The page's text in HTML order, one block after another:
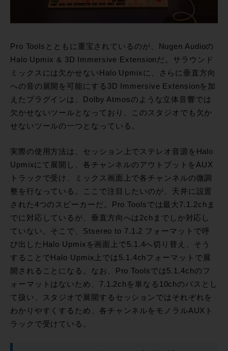
Pro Toolsとともに重宝されているのが、Nugen Audioの
Halo Upmix & 3D Immersive Extensionだ。サラウンド
ミックスには欠かせないHalo Upmixに、さらに垂直方向
への音の展開を可能にする3D Immersive Extensionを加
えたプラグインは、Dolby Atmosのような立体音響では
欠かせないツールとなっており、このスタジオでも欠か
せないツールの一つとなっている。
実際の使用方法は、セッション上でステレオ音源をHalo
Upmixにて展開し、各チャンネルのアウトプットをAUX
トラックで受け、ミックス画面上で各チャンネルの微調
整を行なっている。ここで注目したいのが、天井に設置
された4つのスピーカーだ。Pro Toolsでは最大7.1.2chま
でに対応しているが、垂直方向へは2chまでしか対応し
ていない。そこで、Stsereo to 7.1.2 フォーマットで呼
び出したHalo Upmixを画面上で5.1.4へ切り替え、そう
することでHalo Upmix上では5.1.4chフォーマットで展
開されることになる。なお、Pro Toolsでは5.1.4chのフ
ォーマットはないため、7.1.2chを単なる10chのバスとし
て扱い、スタジオで展開するセッションではそれぞれを
わかりやすくするため、各チャンネルをモノラルAUXト
ラックで受けている。